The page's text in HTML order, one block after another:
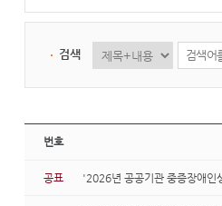
검색
번호
공표 '2026년 공공기관 중증장애인